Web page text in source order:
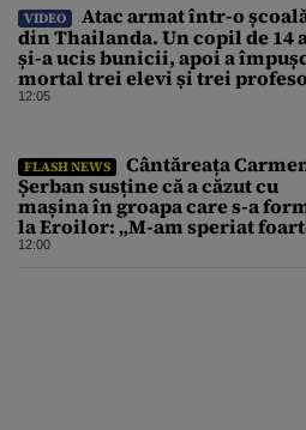
VIDEO
Atac armat într-o
din Thailanda. Un copil de 14
și-a ucis bunicii, apoi a
mortal trei elevi și trei
12:05
FLASH NEWS
Cântăreața
Șerban susține că a căzut cu
mașina în groapa care s-a
la Eroilor: „M-am speriat
tare”
12:00